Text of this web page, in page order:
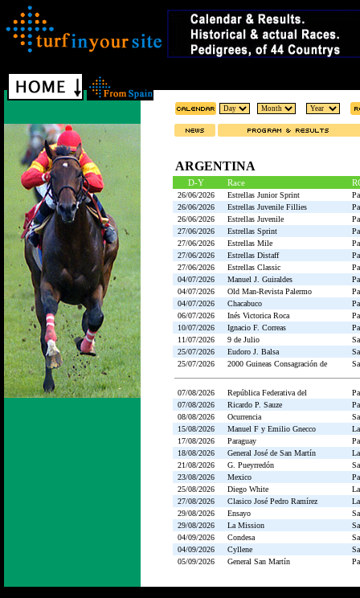
ARGENTINA
D-Y Race
26/06/2026 Estrellas Junior Sprint
26/06/2026
Estrellas Juvenile Fillies
26/06/2026
Estrellas Juvenile
27/06/2026
Estrellas Sprint
27/06/2026
Estrellas Mile
27/06/2026
Estrellas Distaff
27/06/2026
Estrellas Classic
04/07/2026
Manuel J. Guiraldes
04/07/2026
Old Man-Revista Palermo
04/07/2026
Chacabuco
06/07/2026
Inés Victorica Roca
10/07/2026
Ignacio F. Correas
11/07/2026
9 de Julio
25/07/2026
Eudoro J. Balsa
25/07/2026
2000 Guineas Consagración de
07/08/2026 República Federativa del
07/08/2026
Ricardo P. Sauze
08/08/2026
Ocurrencia
15/08/2026
Manuel F y Emilio Gnecco
17/08/2026
Paraguay
18/08/2026
General José de San Martín
21/08/2026
G. Pueyrredón
23/08/2026
Mexico
25/08/2026
Diego White
27/08/2026
Clasico José Pedro Ramírez
29/08/2026
Ensayo
29/08/2026
La Mission
04/09/2026
Condesa
04/09/2026
Cyllene
05/09/2026
General San Martín